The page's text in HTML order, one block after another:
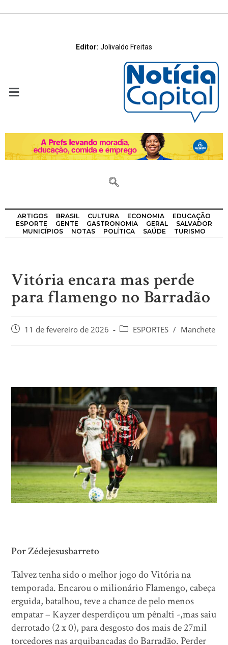
Editor: Jolivaldo Freitas
ARTIGOS BRASIL CULTURA ECONOMIA
EDUCAÇÃO
ESPORTE
GENTE GASTRONOMIA GERAL
SALVADOR
MUNICÍPIOS
NOTAS POLÍTICA SAÚDE TURISMO
Vitória encara mas perde
para flamengo no Barradão
11 de fevereiro de 2026 ESPORTES / Manchete
Por Zédejesusbarreto
Talvez tenha sido o melhor jogo do Vitória na
temporada. Encarou o milionário Flamengo, cabeça
erguida, batalhou, teve a chance de pelo menos
empatar – Kayzer desperdiçou um pênalti -,mas saiu
derrotado (2 x 0), para desgosto dos mais de 27mil
torcedores nas arquibancadas do Barradão. Perder